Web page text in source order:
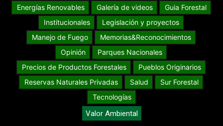
Energías Renovables
Galería de videos
Guia Forestal
Institucionales
Legislación y proyectos
Manejo de Fuego
Memorias&Reconocimientos
Opinión
Parques Nacionales
Precios de Productos Forestales
Pueblos Originarios
Reservas Naturales Privadas
Salud
Sur Forestal
Tecnologías
Valor Ambiental